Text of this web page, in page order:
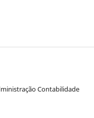
Contabilidade